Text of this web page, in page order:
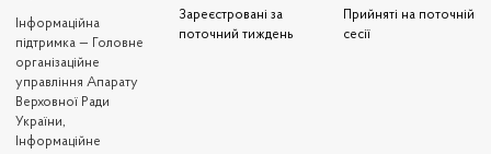
Iнформаційна
підтримка — Головне
організаційне
управління Апарату
Верховної Ради
України,
Інформаційне
Зареєстровані за
поточний тиждень
Прийняті на поточній
сесії